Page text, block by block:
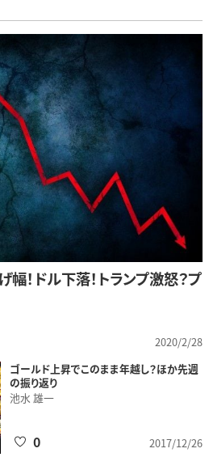
！ドル下落！トランプ激怒？プ
2020/2/28
ゴールド上昇でこのまま年越し？ほか先週
の振り返り
池水 雄一
2017/12/26
0